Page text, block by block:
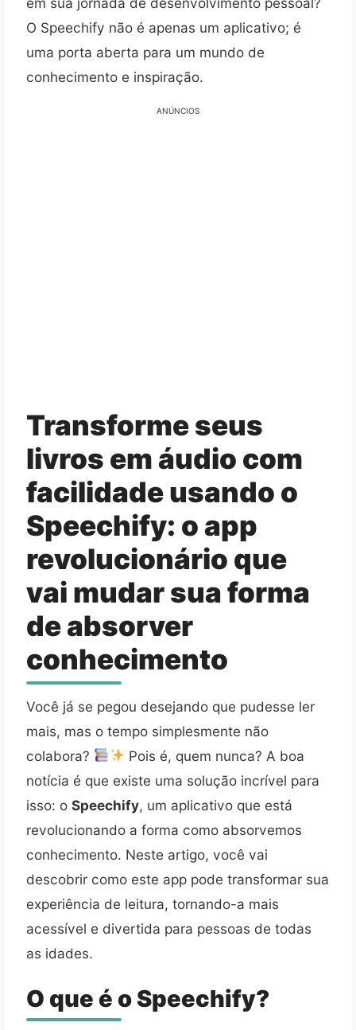
O Speechify não é apenas um aplicativo; é
uma porta aberta para um mundo de
conhecimento e inspiração.
ANÚNCIOS
Transforme seus
livros em áudio com
facilidade usando o
Speechify: o app
revolucionário que
vai mudar sua forma
de absorver
conhecimento
Você já se pegou desejando que pudesse ler
mais, mas o tempo simplesmente não
colabora?
Pois é, quem nunca? A boa
notícia é que existe uma solução incrível para
isso: o Speechify, um aplicativo que está
revolucionando a forma como absorvemos
conhecimento. Neste artigo, você vai
descobrir como este app pode transformar sua
experiência de leitura, tornando-a mais
acessível e divertida para pessoas de todas
as idades.
O que é o Speechify?